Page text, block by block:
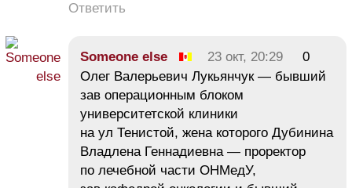
Ответить
Someone else 23 окт, 20:29
0
Олег Валерьевич Лукьянчук — бывший
зав операционным блоком
университетской клиники
на ул Тенистой, жена которого Дубинина
Владлена Геннадиевна — проректор
по лечебной части ОНМедУ,